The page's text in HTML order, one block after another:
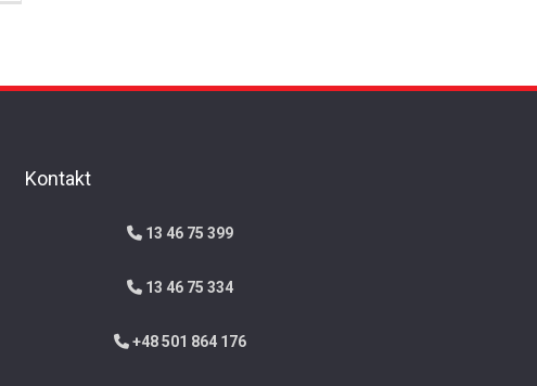
Kontakt
13 46 75 399
13 46 75 334
+48 501 864 176